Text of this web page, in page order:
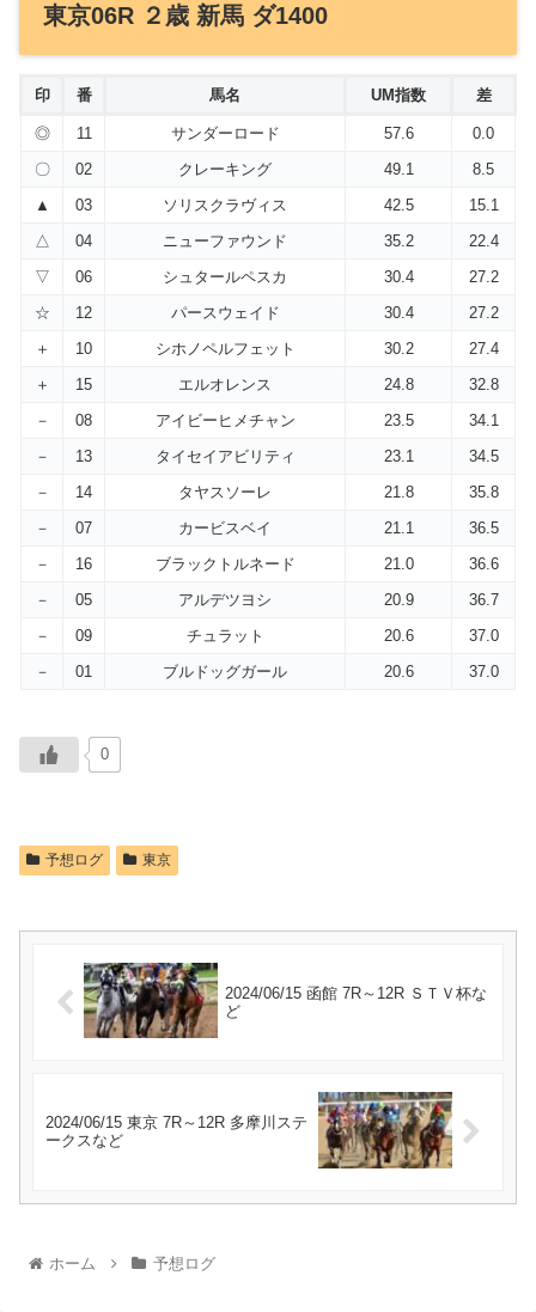
東京06R ２歳 新馬 ダ1400
印 番 馬名 UM指数 差
◎ 11 サンダーロード 57.6
0.0
〇
02 クレーキング 49.1
8.5
▲
03 ソリスクラヴィス 42.5
15.1
△
04 ニューファウンド 35.2
22.4
▽
06 シュタールペスカ 30.4
27.2
☆
12 パースウェイド 30.4
27.2
＋
10 シホノペルフェット 30.2
27.4
＋
15 エルオレンス 24.8
32.8
－
08 アイビーヒメチャン 23.5
34.1
－
13 タイセイアビリティ 23.1
34.5
－
14 タヤスソーレ 21.8
35.8
－
07 カービスベイ 21.1
36.5
－
16 ブラックトルネード 21.0
36.6
－
05 アルデツヨシ 20.9
36.7
－
09 チュラット 20.6
37.0
－
01 ブルドッグガール 20.6 37.0
0
予想ログ 東京
2024/06/15 函館 7R～12R ＳＴＶ杯な
ど
2024/06/15 東京 7R～12R 多摩川ステ
ークスなど
ホーム 予想ログ